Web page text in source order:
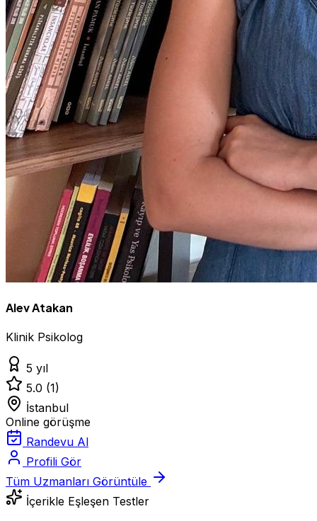
Alev Atakan
Klinik Psikolog
5 yıl
5.0 (1)
İstanbul
Online görüşme
Randevu Al
Profili Gör
Tüm Uzmanları Görüntüle
İçerikle Eşleşen Testler